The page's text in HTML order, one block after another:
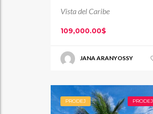
Vista del Caribe
109,000.00$
JANA ARANYOSSY
PRODEJ
PRODEJ